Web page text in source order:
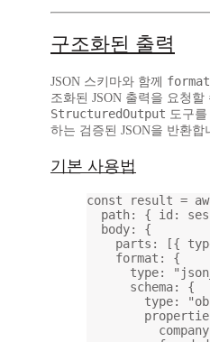
구조화된 출력
JSON 스키마와 함께 format
조화된 JSON 출력을 요청
StructuredOutput 도구
하는 검증된 JSON을 반환합
기본 사용법
const result =
path: { id:
body: {
parts: [{
format: {
type:
schema: {
type: